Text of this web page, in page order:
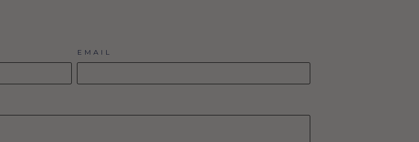
EMAIL